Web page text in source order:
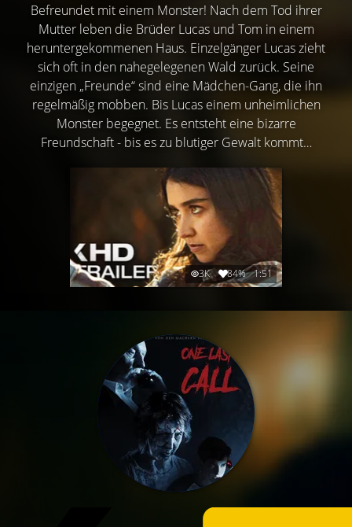
Befreundet mit einem Monster! Nach dem Tod ihrer
Mutter leben die Brüder Lucas und Tom in einem
heruntergekommenen Haus. Einzelgänger Lucas zieht
sich oft in den nahegelegenen Wald zurück. Seine
einzigen „Freunde“ sind eine Mädchen-Gang, die ihn
regelmäßig mobben. Bis Lucas einem unheimlichen
Monster begegnet. Es entsteht eine bizarre
Freundschaft - bis es zu blutiger Gewalt kommt…
3K 84% 1:51